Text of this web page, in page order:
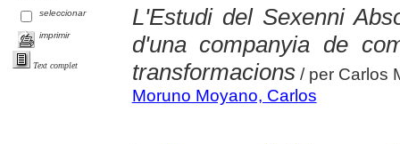
seleccionar
imprimir
Text complet
L'Estudi del Sexenni
d'una companyia de
transformacions/ per Carlos
Moruno Moyano, Carlos